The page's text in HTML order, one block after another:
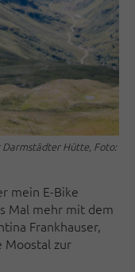
Darmstädter Hütte, Foto:
mein E-Bike
Mal mehr mit dem
Frankhauser,
Moostal zur